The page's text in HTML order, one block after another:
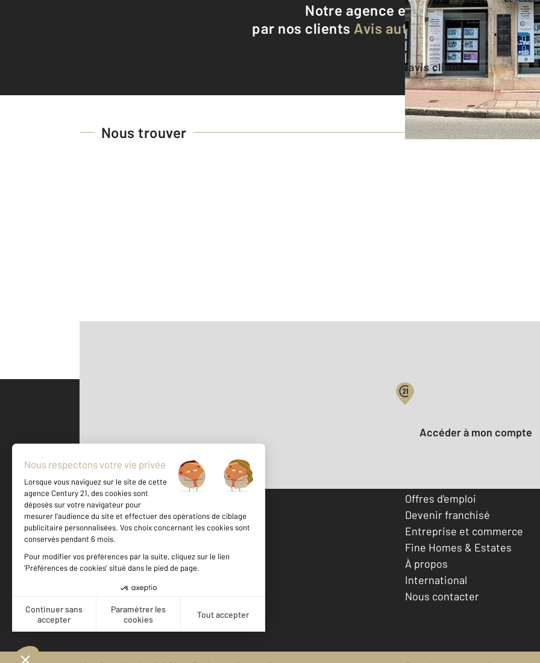
Notre agence est notée8,8/10
par nos clients Avis authentifiés par
Voir tous les avis clients
Nous trouver
500 m ©Mappy
Votre compte :
Accéder à mon compte
Votre agence est notée
Achat
Location
Offres d'emploi
Devenir franchisé
Entreprise et commerce
Fine Homes & Estates
À propos
International
Nous contacter